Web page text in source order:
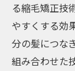
る縮毛矯正技
やすくする効
分の髪につな
組み合わせた